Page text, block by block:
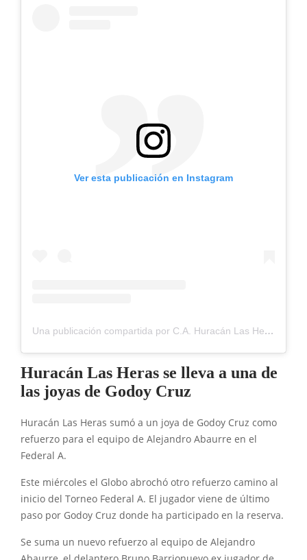
Ver esta publicación en Instagram
Una publicación compartida por C.A. Huracán Las Heras (@clubhuracanlasheras)
Huracán Las Heras se lleva a una de
las joyas de Godoy Cruz
Huracán Las Heras sumó a un joya de Godoy Cruz como
refuerzo para el equipo de Alejandro Abaurre en el
Federal A.
Este miércoles el Globo abrochó otro refuerzo camino al
inicio del Torneo Federal A. El jugador viene de último
paso por Godoy Cruz donde ha participado en la reserva.
Se suma un nuevo refuerzo al equipo de Alejandro